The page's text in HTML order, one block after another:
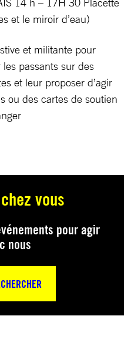
et le miroir d’eau)
et militante pour
passants sur des
et leur proposer d’agir
ou des cartes de soutien
vous
pour agir
nous